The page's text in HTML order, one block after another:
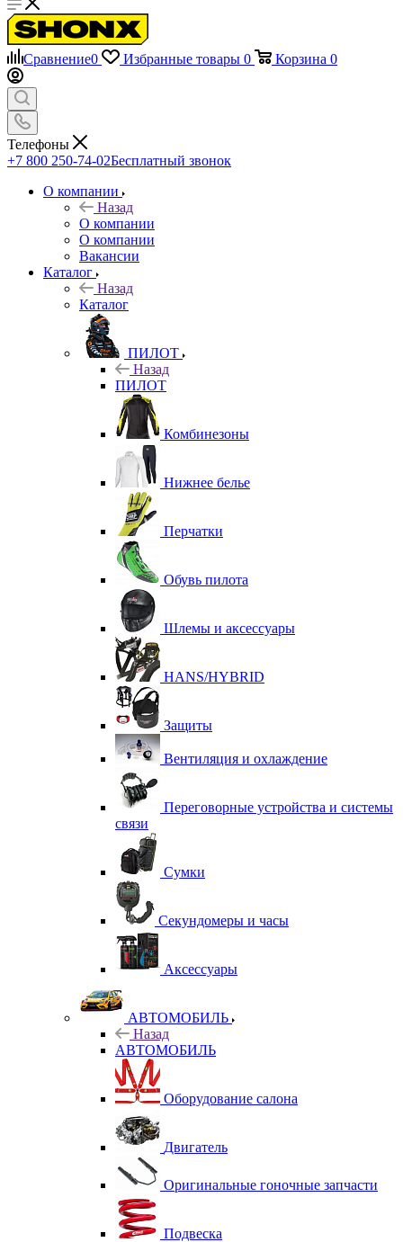
Сравнение0 Избранные товары 0 Корзина 0
Телефоны
+7 800 250-74-02Бесплатный звонок
О компании
Назад
О компании
О компании
Вакансии
Каталог
Назад
Каталог
ПИЛОТ
Назад
ПИЛОТ
Комбинезоны
Нижнее белье
Перчатки
Обувь пилота
Шлемы и аксессуары
HANS/HYBRID
Защиты
Вентиляция и охлаждение
Переговорные устройства и системы
связи
Сумки
Секундомеры и часы
Аксессуары
АВТОМОБИЛЬ
Назад
АВТОМОБИЛЬ
Оборудование салона
Двигатель
Оригинальные гоночные запчасти
Подвеска